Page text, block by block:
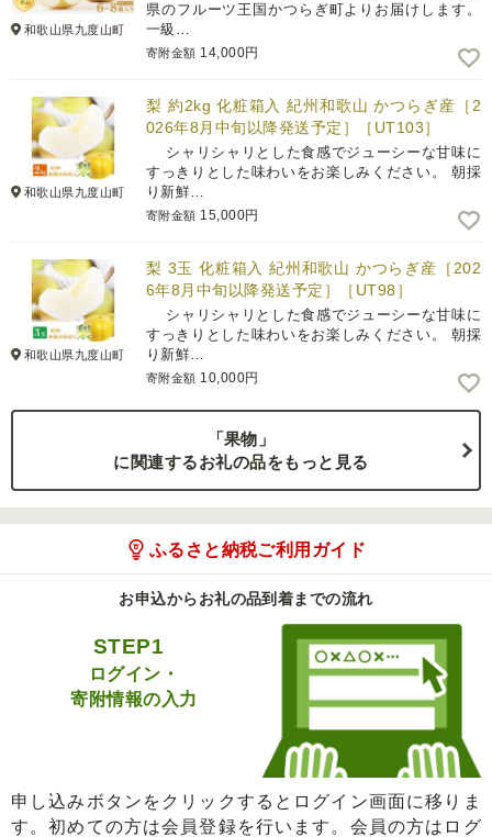
和歌山県九度山町
県のフルーツ王国かつらぎ町よりお届けします。
一級…
寄附金額 14,000円
和歌山県九度山町
梨 約2kg 化粧箱入 紀州和歌山 かつらぎ産［2
026年8月中旬以降発送予定］［UT103］
シャリシャリとした食感でジューシーな甘味に
すっきりとした味わいをお楽しみください。 朝採
り新鮮…
寄附金額 15,000円
和歌山県九度山町
梨 3玉 化粧箱入 紀州和歌山 かつらぎ産［202
6年8月中旬以降発送予定］［UT98］
シャリシャリとした食感でジューシーな甘味に
すっきりとした味わいをお楽しみください。 朝採
り新鮮…
寄附金額 10,000円
「果物」
に関連するお礼の品をもっと見る
ふるさと納税ご利用ガイド
お申込からお礼の品到着までの流れ
STEP1
ログイン・
寄附情報の入力
申し込みボタンをクリックするとログイン画面に移りま
す。初めての方は会員登録を行います。会員の方はログ